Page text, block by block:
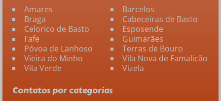
Amares
Barcelos
Braga
Cabeceiras de Basto
Celorico de Basto
Esposende
Fafe
Guimarães
Póvoa de Lanhoso
Terras de Bouro
Vieira do Minho
Vila Nova de Famalicão
Vila Verde
Vizela
Contatos por categorias